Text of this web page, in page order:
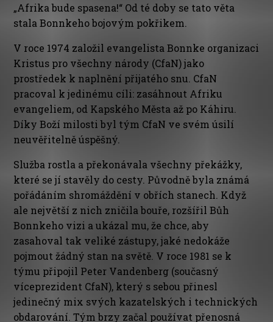
„Afrika bude spasena!“ Od té doby se tato věta
stala Bonnkeho bojovým pokřikem.
V roce 1974 založil evangelista Bonnke organizaci
Kristus pro všechny národy (CfaN) jako
prostředek k naplnění přijatého snu. CfaN
pracoval k jedinému cíli: zasáhnout Afriku
evangeliem, od Kapského Města až po Káhiru.
Díky Boží milosti byl tým CfaN ve svém úsilí
neuvěřitelně úspěšný.
Služba rostla a překonávala všechny překážky,
které se jí stavěly do cesty. Původně byla známá
pořádáním shromáždění v obřích stanech. Když
ale největší z nich zničila bouře, rozšířil Bůh
Bonnkeho vizi a ukázal mu, že chce, aby
zasahoval tak veliké zástupy, jaké nedokáže
pojmout žádný stan na světě. V roce 1981 se k
týmu připojil Peter Vandenberg (současný
víceprezident CfaN), který s sebou přinesl
jedinečný mix svých kazatelských i technických
obdarování. Tým brzy začal používat přenosná